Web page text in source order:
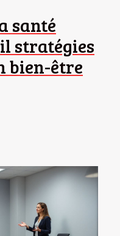
santé
stratégies
bien-être